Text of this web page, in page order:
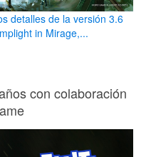
detalles de la versión 3.6
in Mirage,...
con colaboración